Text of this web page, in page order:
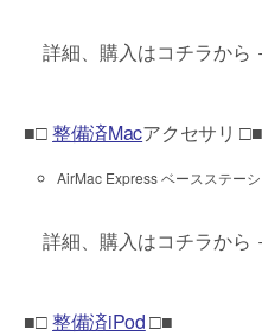
詳細、購入はコチラか
■□整備済Macアクセサリ □■
AirMac Express ベースステー
詳細、購入はコチラか
■□整備済iPod□■